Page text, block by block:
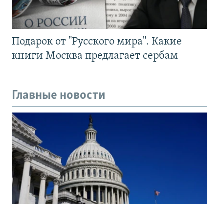
Подарок от "Русского мира". Какие
книги Москва предлагает сербам
Главные новости